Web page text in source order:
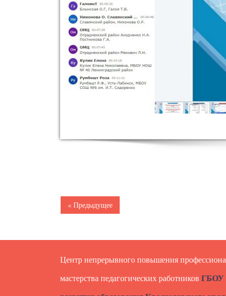
« Предыдущее
Центр непрерывного повышения
мастерства педагогических работников ГБОУ